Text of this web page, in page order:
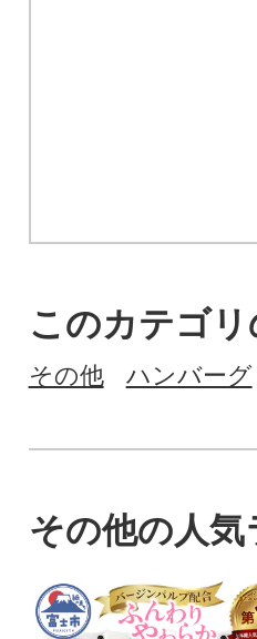
このカテゴ
その他 ハンバーグ
その他の人